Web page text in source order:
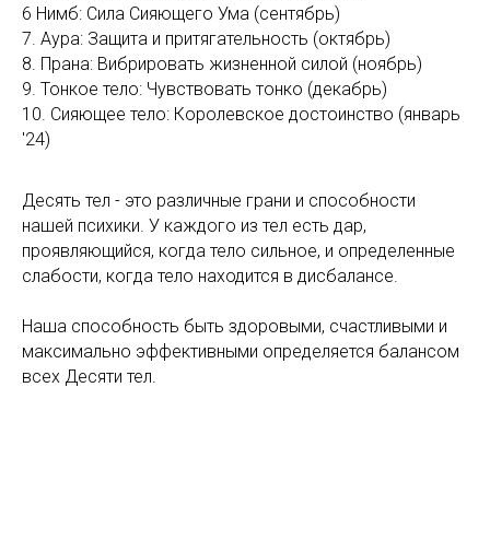
6 Нимб: Сила Сияющего Ума (сентябрь)
7. Аура: Защита и притягательность (октябрь)
8. Прана: Вибрировать жизненной силой (ноябрь)
9. Тонкое тело: Чувствовать тонко (декабрь)
10. Сияющее тело: Королевское достоинство (январь
'24)
Десять тел - это различные грани и способности
нашей психики. У каждого из тел есть дар,
проявляющийся, когда тело сильное, и определенные
слабости, когда тело находится в дисбалансе.
Наша способность быть здоровыми, счастливыми и
максимально эффективными определяется балансом
всех Десяти тел.